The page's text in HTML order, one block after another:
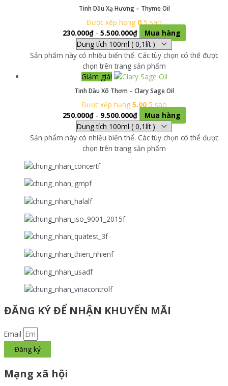
Tinh Dầu Xạ Hương – Thyme Oil
Được xếp hạng 05 sao
230.000₫- 5.500.000₫ Mua hàng
Sản phẩm này có nhiều biến thể. Các tùy chọn có thể được
chọn trên trang sản phẩm
Giảm giá!
Tinh Dầu Xô Thơm – Clary Sage Oil
Được xếp hạng 5.005 sao
250.000₫- 9.500.000₫ Mua hàng
Sản phẩm này có nhiều biến thể. Các tùy chọn có thể được
chọn trên trang sản phẩm
ĐĂNG KÝ ĐỂ NHẬN KHUYẾN MÃI
Email
Đăng ký
Mạng xã hội